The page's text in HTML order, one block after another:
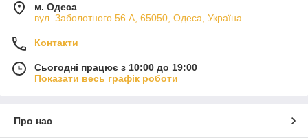
м. Одеса
вул. Заболотного 56 А, 65050, Одеса, Україна
Контакти
Сьогодні працює з 10:00 до 19:00
Показати весь графік роботи
Про нас